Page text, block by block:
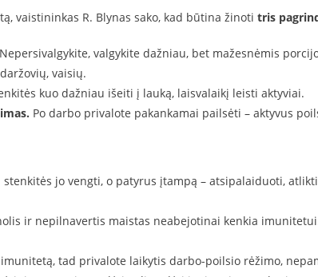
vaistininkas R. Blynas sako, kad būtina žinoti tris
Nepersivalgykite, valgykite dažniau, bet mažesnėmis
vaisių.
kuo dažniau išeiti į lauką, laisvalaikį leisti aktyviai.
Po darbo privalote pakankamai pailsėti – aktyvus
jo vengti, o patyrus įtampą – atsipalaiduoti,
ir nepilnavertis maistas neabejotinai kenkia
tad privalote laikytis darbo-poilsio rėžimo,